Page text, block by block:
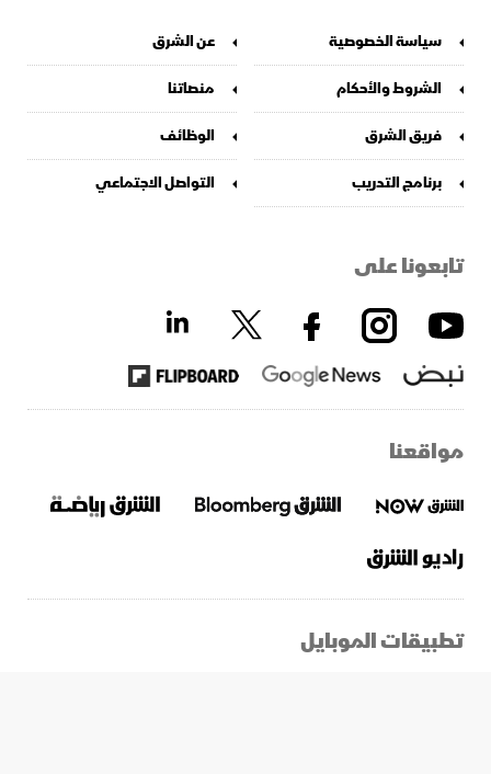
سياسة الخصوصية
عن الشرق
الشروط والأحكام
منصاتنا
فريق الشرق
الوظائف
برنامج التدريب
التواصل الاجتماعي
تابعونا على
مواقعنا
تطبيقات الموبايل